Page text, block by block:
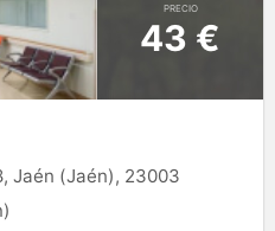
PRECIO
43 €
Jaén (Jaén), 23003